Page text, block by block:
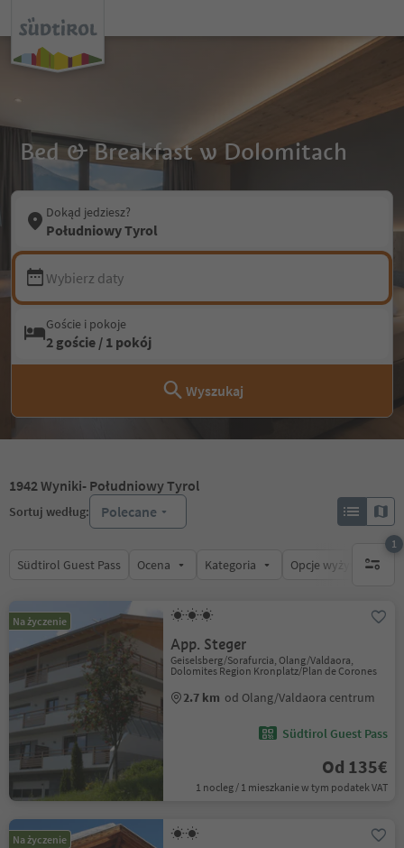
Bed & Breakfast w Dolomitach
Dokąd jedziesz?
Południowy Tyrol
Wybierz daty
Goście i pokoje
2 goście / 1 pokój
Wyszukaj
1942Wyniki- Południowy Tyrol
Sortuj według: Polecane
Südtirol Guest Pass Ocena Kategoria Opcje wyżywienia
1
1
Na życzenie
App. Steger
Geiselsberg/Sorafurcia, Olang/Valdaora,
Dolomites Region Kronplatz/Plan de Corones
2.7 km od Olang/Valdaora centrum
Südtirol Guest Pass
Od 135€
1 nocleg / 1 mieszkanie w tym podatek VAT
Na życzenie